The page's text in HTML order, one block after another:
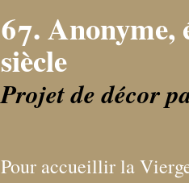
67. Anonyme,
siècle
Projet de décor
Pour accueillir la